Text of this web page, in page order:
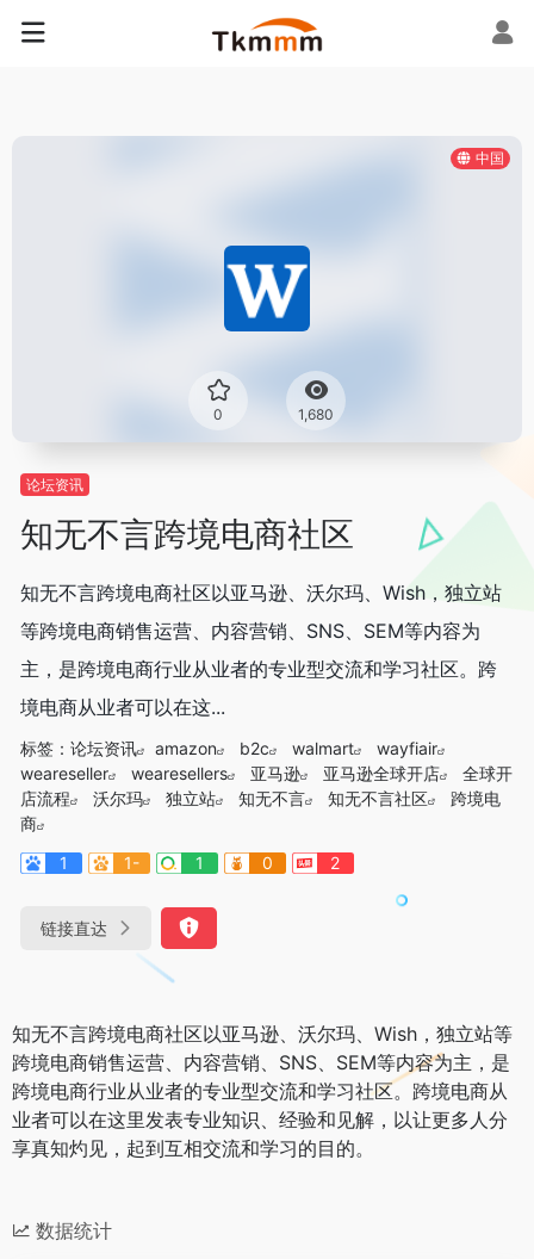
中国
0 1,680
论坛资讯
知无不言跨境电商社区
知无不言跨境电商社区以亚马逊、沃尔玛、Wish，独立站
等跨境电商销售运营、内容营销、SNS、SEM等内容为
主，是跨境电商行业从业者的专业型交流和学习社区。跨
境电商从业者可以在这...
标签： 论坛资讯 amazon b2c walmart
wayfiair
weareseller
wearesellers 亚马逊 亚马逊全球开店
全球开
店流程
沃尔玛 独立站 知无不言 知无不言社区
跨境电
商
1
1- 1 0 2
链接直达
知无不言跨境电商社区以亚马逊、沃尔玛、Wish，独立站等
跨境电商销售运营、内容营销、SNS、SEM等内容为主，是
跨境电商行业从业者的专业型交流和学习社区。跨境电商从
业者可以在这里发表专业知识、经验和见解，以让更多人分
享真知灼见，起到互相交流和学习的目的。
数据统计